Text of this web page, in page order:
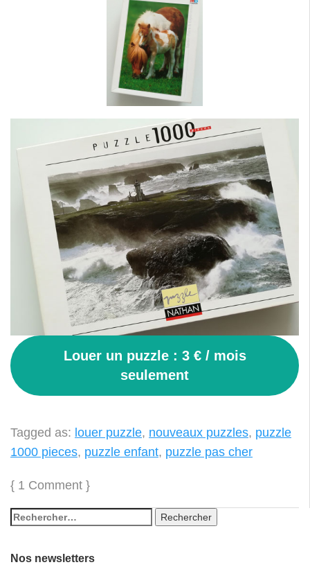
Louer un puzzle : 3 € / mois
seulement
Tagged as: louer puzzle, nouveaux puzzles, puzzle
1000 pieces, puzzle enfant, puzzle pas cher
{ 1 Comment }
Nos newsletters